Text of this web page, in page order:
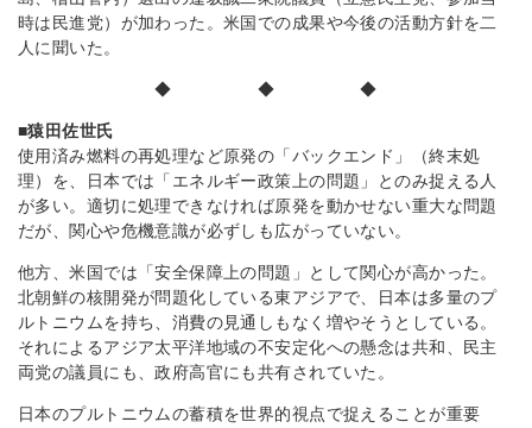
時は民進党）が加わった。米国での成果や今後の活動方針を二
人に聞いた。
◆ ◆ ◆
■猿田佐世氏
使用済み燃料の再処理など原発の「バックエンド」（終末処
理）を、日本では「エネルギー政策上の問題」とのみ捉える人
が多い。適切に処理できなければ原発を動かせない重大な問題
だが、関心や危機意識が必ずしも広がっていない。
他方、米国では「安全保障上の問題」として関心が高かった。
北朝鮮の核開発が問題化している東アジアで、日本は多量のプ
ルトニウムを持ち、消費の見通しもなく増やそうとしている。
それによるアジア太平洋地域の不安定化への懸念は共和、民主
両党の議員にも、政府高官にも共有されていた。
日本のプルトニウムの蓄積を世界的視点で捉えることが重要